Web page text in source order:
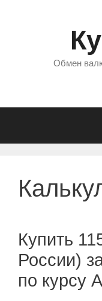
Обмен
Купить
России)
по курсу